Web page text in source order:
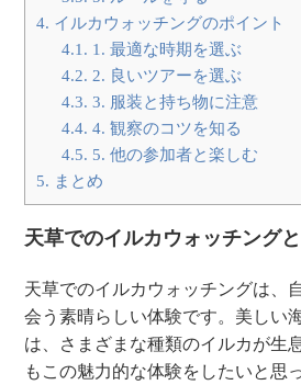
4. イルカウォッチングのポイント
4.1. 1. 最適な時期を選ぶ
4.2. 2. 良いツアーを選ぶ
4.3. 3. 服装と持ち物に注意
4.4. 4. 観察のコツを知る
4.5. 5. 他の参加者と楽しむ
5. まとめ
天草でのイルカウォッチング
天草でのイルカウォッチングは、
会う素晴らしい体験です。美しい
は、さまざまな種類のイルカが生
もこの魅力的な体験をしたいと思